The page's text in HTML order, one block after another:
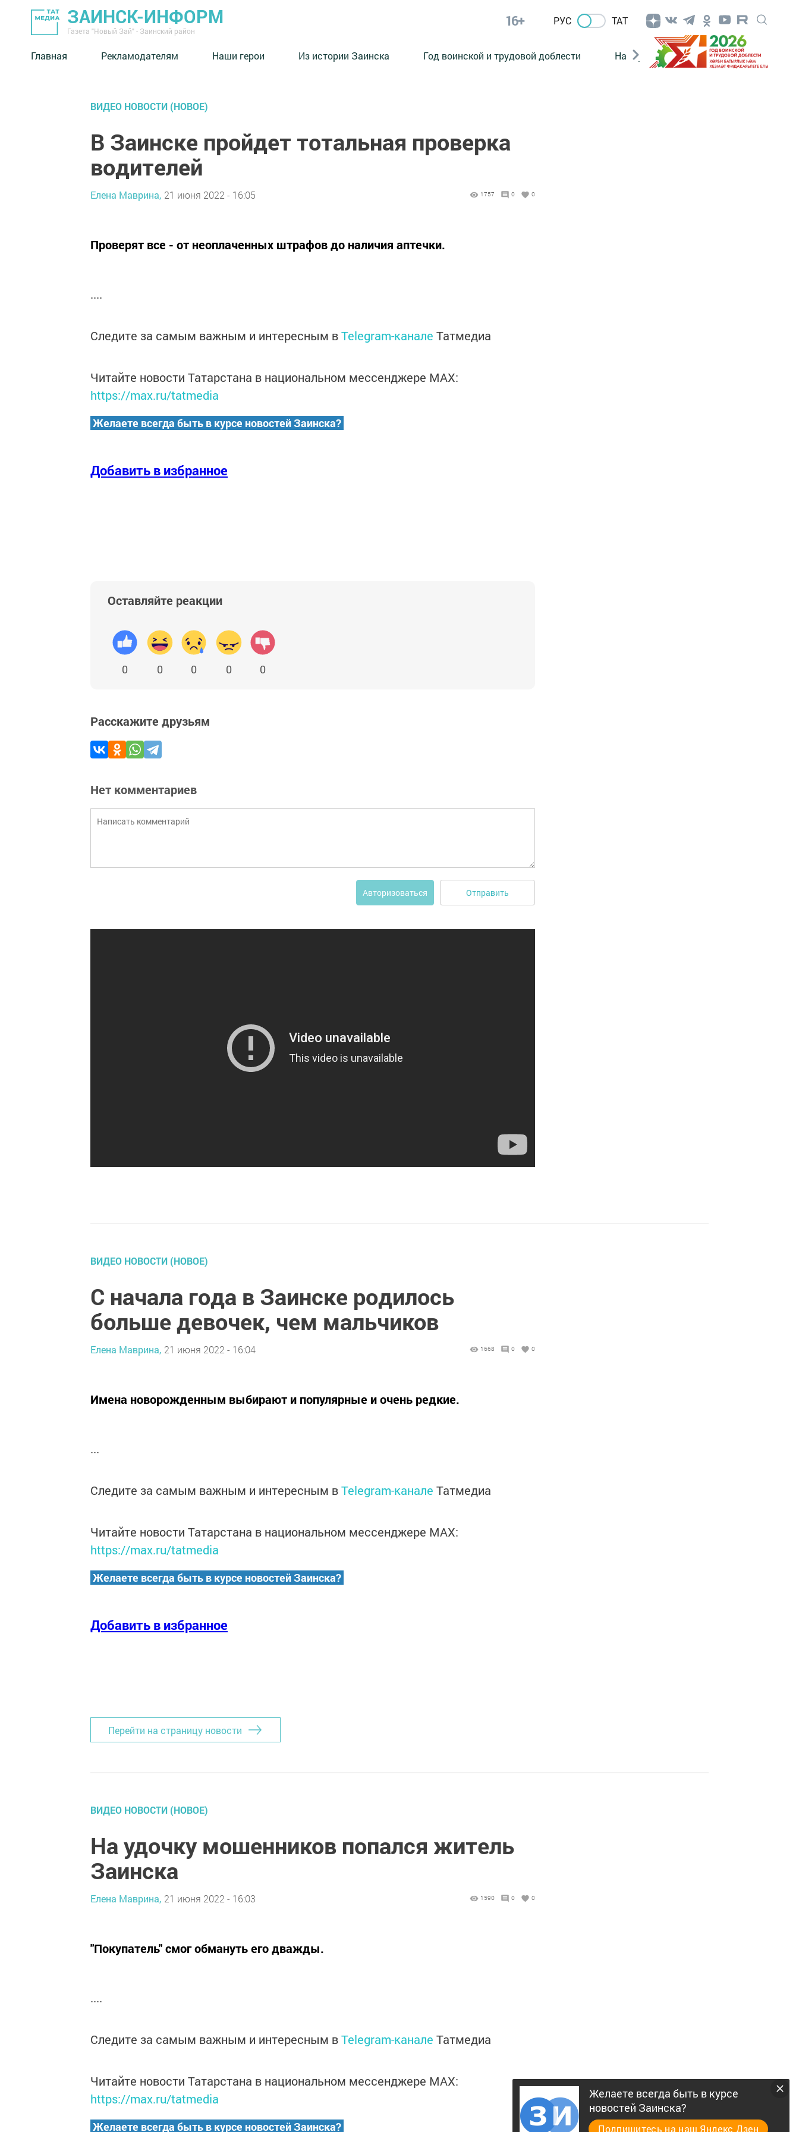
ЗАИНСК-ИНФОРМ
Газета "Новый Зай" - Заинский район
16+ РУС ТАТ
Главная Рекламодателям Наши герои Из истории Заинска Год воинской и трудовой доблести Нацпроекты Поколение будущего
ВИДЕО НОВОСТИ (НОВОЕ)
В Заинске пройдет тотальная проверка
водителей
Елена Маврина, 21 июня 2022 - 16:05 1757 0 0
Проверят все - от неоплаченных штрафов до наличия аптечки.
....
Следите за самым важным и интересным вTelegram-канале Татмедиа
Читайте новости Татарстана в национальном мессенджере MАХ:
https://max.ru/tatmedia
Желаете всегда быть в курсе новостей Заинска?
Добавить в избранное
Оставляйте реакции
0 0 0 0 0
Расскажите друзьям
Нет комментариев
Авторизоваться Отправить
ВИДЕО НОВОСТИ (НОВОЕ)
С начала года в Заинске родилось
больше девочек, чем мальчиков
Елена Маврина, 21 июня 2022 - 16:04 1668 0 0
Имена новорожденным выбирают и популярные и очень редкие.
...
Следите за самым важным и интересным вTelegram-канале Татмедиа
Читайте новости Татарстана в национальном мессенджере MАХ:
https://max.ru/tatmedia
Желаете всегда быть в курсе новостей Заинска?
Добавить в избранное
Перейти на страницу новости
ВИДЕО НОВОСТИ (НОВОЕ)
На удочку мошенников попался житель
Заинска
Елена Маврина, 21 июня 2022 - 16:03 1590 0 0
"Покупатель" смог обмануть его дважды.
....
Следите за самым важным и интересным вTelegram-канале Татмедиа
Читайте новости Татарстана в национальном мессенджере MАХ:
https://max.ru/tatmedia
Желаете всегда быть в курсе новостей Заинска?
Желаете всегда быть в курсе
новостей Заинска?
Подпишитесь на наш Яндекс Дзен